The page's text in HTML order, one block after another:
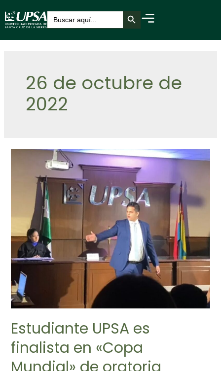
Buscar: Botón de búsqueda
26 de octubre de
2022
Estudiante UPSA es
finalista en «Copa